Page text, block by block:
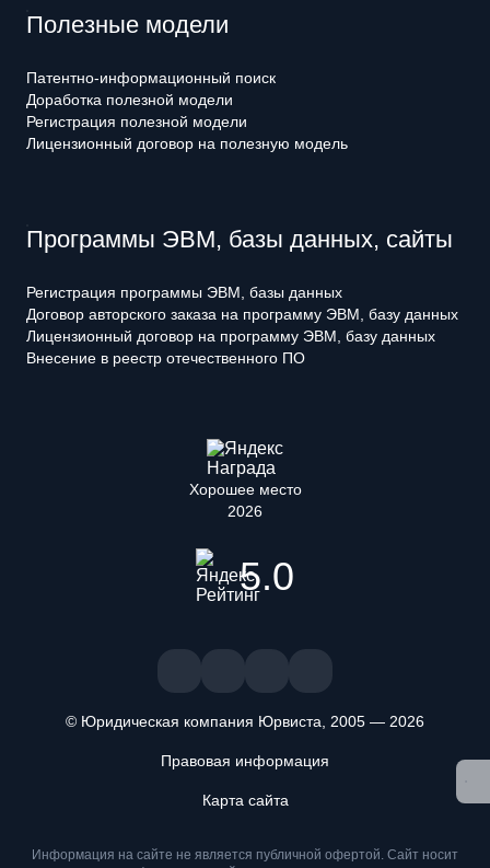
Полезные модели
Патентно-информационный поиск
Доработка полезной модели
Регистрация полезной модели
Лицензионный договор на полезную модель
Программы ЭВМ, базы данных, сайты
Регистрация программы ЭВМ, базы данных
Договор авторского заказа на программу ЭВМ, базу данных
Лицензионный договор на программу ЭВМ, базу данных
Внесение в реестр отечественного ПО
Хорошее место
2026
5.0
© Юридическая компания Юрвиста, 2005 — 2026
Правовая информация
Карта сайта
Информация на сайте не является публичной офертой. Cайт носит
подтверждаете, что ознакомлены и принимаете условия
программами.